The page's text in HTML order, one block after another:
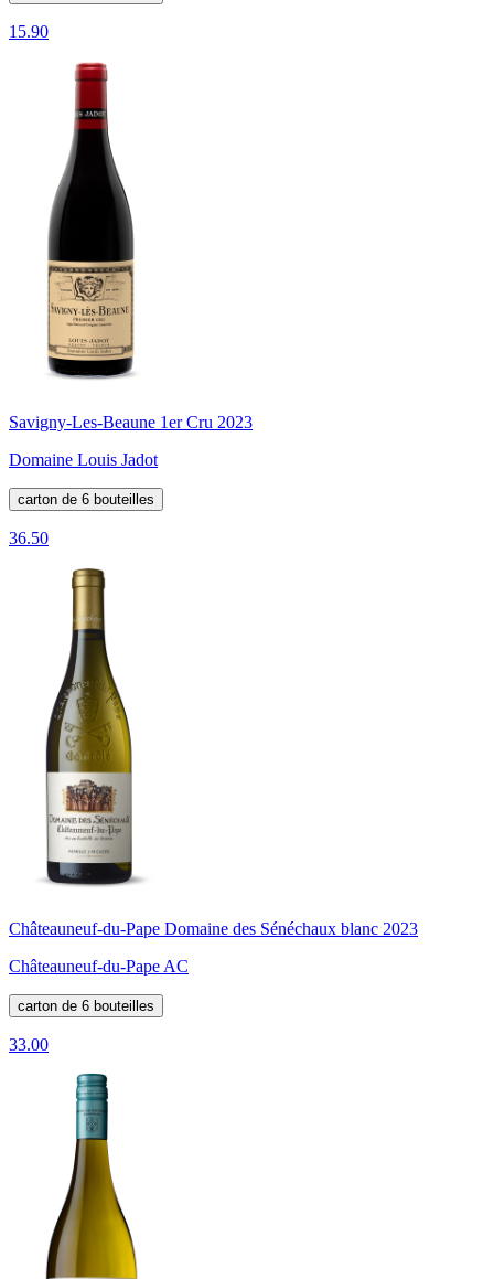
15.90
Savigny-Les-Beaune 1er Cru 2023
Domaine Louis Jadot
carton de 6 bouteilles
36.50
Châteauneuf-du-Pape Domaine des Sénéchaux blanc 2023
Châteauneuf-du-Pape AC
carton de 6 bouteilles
33.00